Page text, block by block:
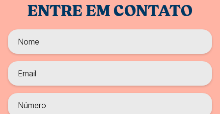
ENTRE EM CONTATO